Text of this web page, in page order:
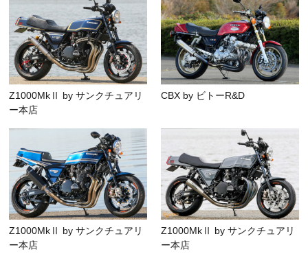
Z1000MkⅡ by サンクチュアリ
ー本店
CBX by ビトーR&D
Z1000MkⅡ by サンクチュアリ
ー本店
Z1000MkⅡ by サンクチュアリ
ー本店